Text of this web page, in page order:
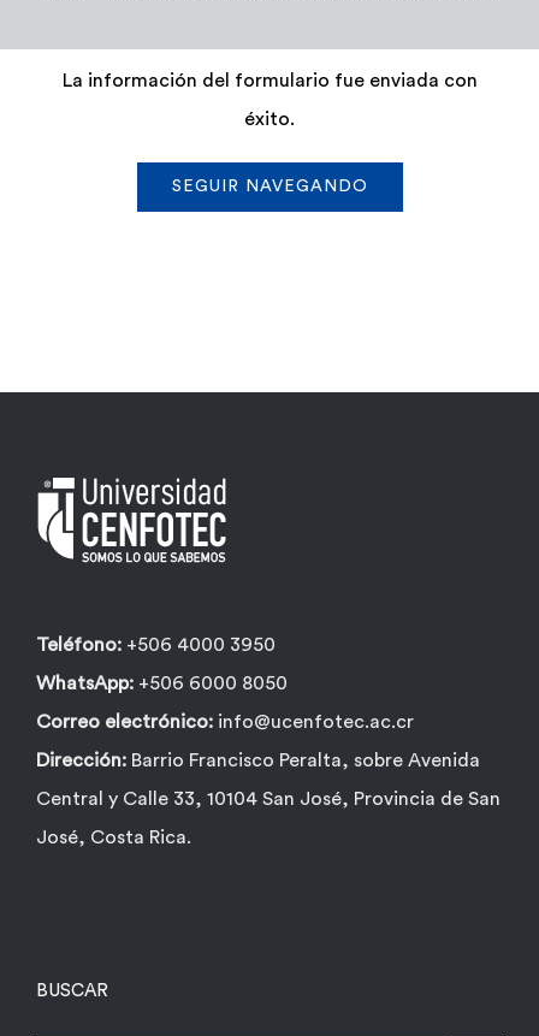
Investigación y Desarrollo
Empresas
Bolsa Trabajo
UCENFOTEC
La información del formulario fue enviada con
éxito.
SEGUIR NAVEGANDO
Teléfono: +506 4000 3950
WhatsApp: +506 6000 8050
Correo electrónico: info@ucenfotec.ac.cr
Dirección: Barrio Francisco Peralta, sobre Avenida
Central y Calle 33, 10104 San José, Provincia de San
José, Costa Rica.
BUSCAR